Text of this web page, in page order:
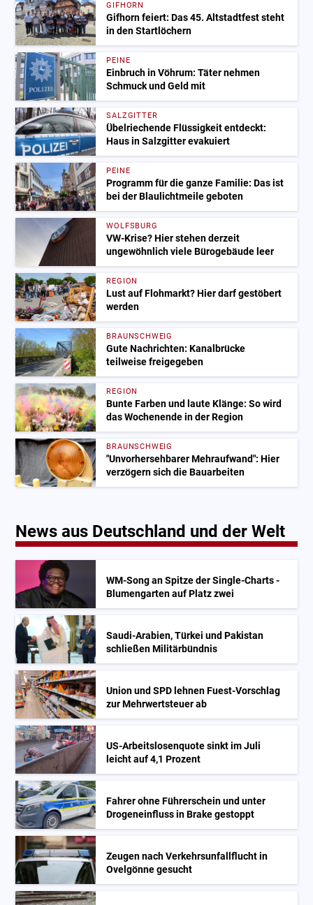
GIFHORN
Gifhorn feiert: Das 45. Altstadtfest steht
in den Startlöchern
PEINE
Einbruch in Vöhrum: Täter nehmen
Schmuck und Geld mit
SALZGITTER
Übelriechende Flüssigkeit entdeckt:
Haus in Salzgitter evakuiert
PEINE
Programm für die ganze Familie: Das ist
bei der Blaulichtmeile geboten
WOLFSBURG
VW-Krise? Hier stehen derzeit
ungewöhnlich viele Bürogebäude leer
REGION
Lust auf Flohmarkt? Hier darf gestöbert
werden
BRAUNSCHWEIG
Gute Nachrichten: Kanalbrücke
teilweise freigegeben
REGION
Bunte Farben und laute Klänge: So wird
das Wochenende in der Region
BRAUNSCHWEIG
"Unvorhersehbarer Mehraufwand": Hier
verzögern sich die Bauarbeiten
News aus Deutschland und der Welt
WM-Song an Spitze der Single-Charts -
Blumengarten auf Platz zwei
Saudi-Arabien, Türkei und Pakistan
schließen Militärbündnis
Union und SPD lehnen Fuest-Vorschlag
zur Mehrwertsteuer ab
US-Arbeitslosenquote sinkt im Juli
leicht auf 4,1 Prozent
Fahrer ohne Führerschein und unter
Drogeneinfluss in Brake gestoppt
Zeugen nach Verkehrsunfallflucht in
Ovelgönne gesucht